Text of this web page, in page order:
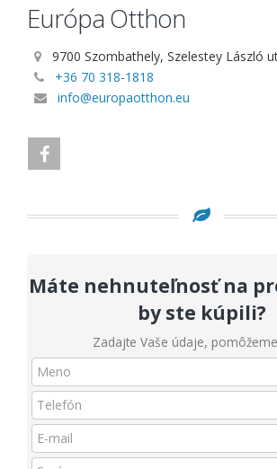
Európa Otthon
9700 Szombathely, Szelestey László
+36 70 318-1818
info@europaotthon.eu
Máte nehnuteľnosť na
by ste kúpili?
Zadajte Vaše údaje,